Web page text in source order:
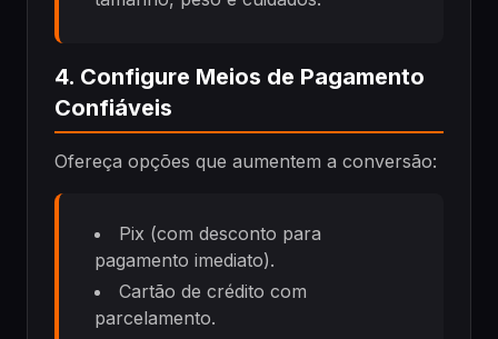
4. Configure Meios de Pagamento
Confiáveis
Ofereça opções que aumentem a conversão:
Pix (com desconto para
pagamento imediato).
Cartão de crédito com
parcelamento.